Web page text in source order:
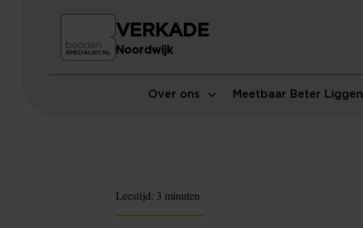
Over ons Meetbaar Beter Liggen
VERKADE
Noordwijk
Leestijd: 3 minuten